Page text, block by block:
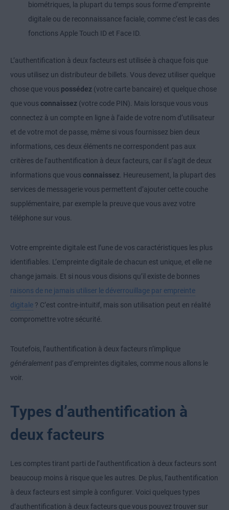
biométriques, la plupart du temps sous forme d’empreinte
digitale ou de reconnaissance faciale, comme c’est le cas des
fonctions Apple Touch ID et Face ID.
L’authentification à deux facteurs est utilisée à chaque fois que
vous utilisez un distributeur de billets. Vous devez utiliser quelque
chose que vous possédez (votre carte bancaire) et quelque chose
que vous connaissez (votre code PIN). Mais lorsque vous vous
connectez à un compte en ligne à l’aide de votre nom d’utilisateur
et de votre mot de passe, même si vous fournissez bien deux
informations, ces deux éléments ne correspondent pas aux
critères de l’authentification à deux facteurs, car il s’agit de deux
informations que vous connaissez. Heureusement, la plupart des
services de messagerie vous permettent d’ajouter cette couche
supplémentaire, par exemple la preuve que vous avez votre
téléphone sur vous.
Votre empreinte digitale est l’une de vos caractéristiques les plus
identifiables. L’empreinte digitale de chacun est unique, et elle ne
change jamais. Et si nous vous disions qu’il existe de bonnes
raisons de ne jamais utiliser le déverrouillage par empreinte
digitale ? C’est contre-intuitif, mais son utilisation peut en réalité
compromettre votre sécurité.
Toutefois, l’authentification à deux facteurs n’implique
généralement pas d’empreintes digitales, comme nous allons le
voir.
Types d’authentification à
deux facteurs
Les comptes tirant parti de l’authentification à deux facteurs sont
beaucoup moins à risque que les autres. De plus, l’authentification
à deux facteurs est simple à configurer. Voici quelques types
d’authentification à deux facteurs que vous pouvez trouver sur